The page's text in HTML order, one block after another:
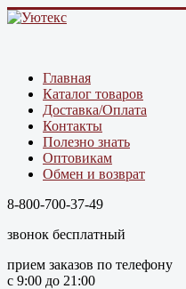
Главная
Каталог товаров
Доставка/Оплата
Контакты
Полезно знать
Оптовикам
Обмен и возврат
8-800-700-37-49
звонок бесплатный
прием заказов по телефону
с 9:00 до 21:00